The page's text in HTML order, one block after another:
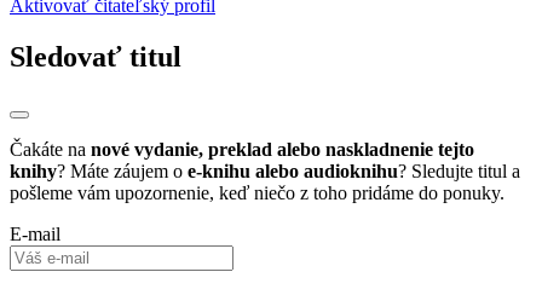
Aktivovať čitateľský profil
Sledovať titul
Čakáte na nové vydanie, preklad alebo naskladnenie tejto
knihy? Máte záujem o e-knihu alebo audioknihu? Sledujte titul a
pošleme vám upozornenie, keď niečo z toho pridáme do ponuky.
E-mail